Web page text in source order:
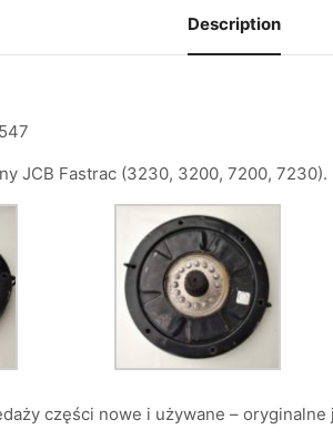
Description
JCB Fastrac (3230, 3200, 7200, 7230).
części nowe i używane –